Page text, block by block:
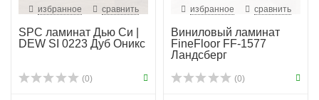
избранное сравнить
SPC ламинат Дью Си |
DEW SI 0223 Дуб Оникс
(0)
избранное сравнить
Виниловый ламинат
FineFloor FF-1577
Ландсберг
(0)